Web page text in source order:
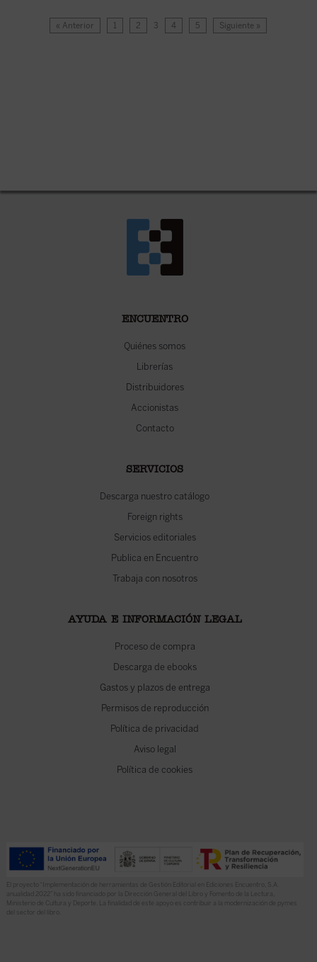
« Anterior 1 2 3 4 5 Siguiente »
ENCUENTRO
Quiénes somos
Librerías
Distribuidores
Accionistas
Contacto
SERVICIOS
Descarga nuestro catálogo
Foreign rights
Servicios editoriales
Publica en Encuentro
Trabaja con nosotros
AYUDA E INFORMACIÓN LEGAL
Proceso de compra
Descarga de ebooks
Gastos y plazos de entrega
Permisos de reproducción
Política de privacidad
Aviso legal
Política de cookies
El proyecto “Implementación de herramientas de Gestión Editorial en Ediciones Encuentro, S.A.
anualidad 2022” ha sido financiado por la Dirección General del Libro y Fomento de la Lectura,
Ministerio de Cultura y Deporte. La finalidad de este apoyo es contribuir a la modernización de pymes
del sector del libro.